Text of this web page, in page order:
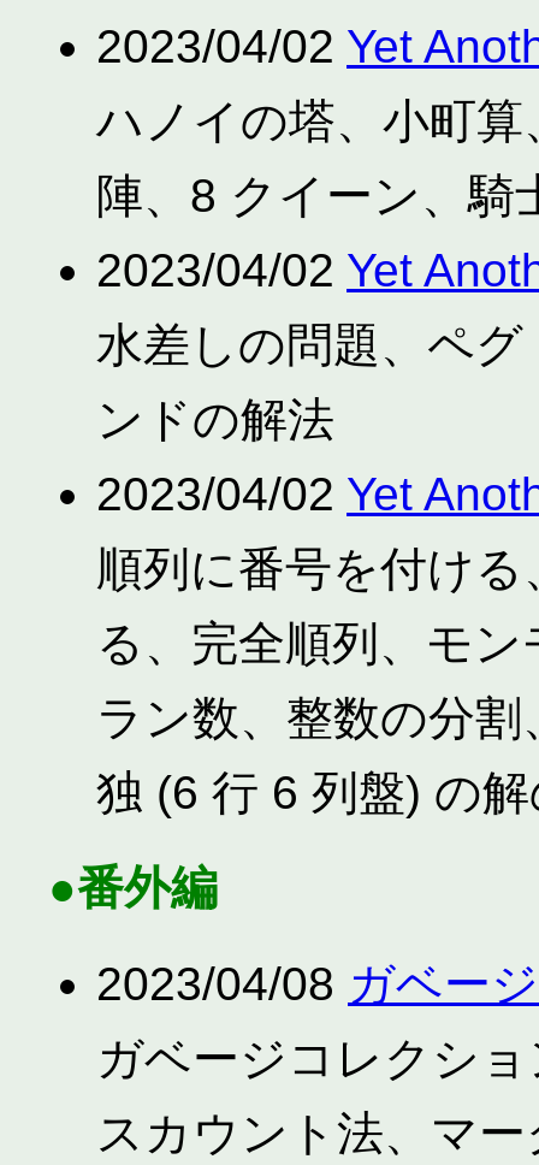
2023/04/02 Yet
ハノイの塔、小町
陣、8 クイーン、騎
2023/04/02 Yet
水差しの問題、ペ
ンドの解法
2023/04/02 Yet
順列に番号を付け
る、完全順列、モ
ラン数、整数の分
独 (6 行 6 列盤) の
●番外編
2023/04/08 ガベー
ガベージコレクシ
スカウント法、マ